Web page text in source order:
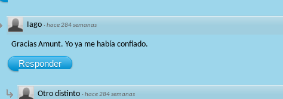
Iago ·hace 284 semanas
Gracias Amunt. Yo ya me había confiado.
Responder
Otro distinto ·hace 284 semanas